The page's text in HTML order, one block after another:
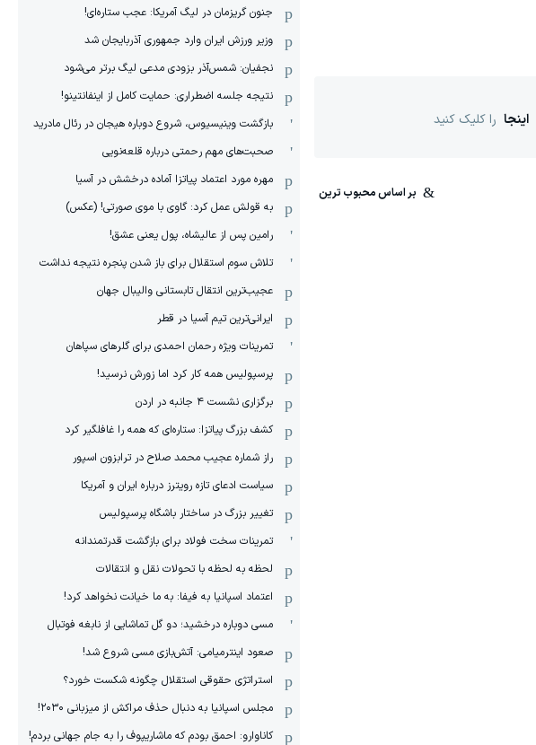
اینجا را کلیک کنید
جنون گریزمان در لیگ آمریکا: عجب ستاره‌ای!
وزیر ورزش ایران وارد جمهوری آذربایجان شد
نجفیان: شمس‌آذر بزودی مدعی لیگ برتر می‌شود
نتیجه جلسه اضطراری: حمایت کامل از اینفانتینو!
بازگشت وینیسیوس، شروع دوباره هیجان در رئال مادرید
صحبت‌های مهم رحمتی درباره قلعه‌نویی
مهره مورد اعتماد پیاتزا آماده درخشش در آسیا
به قولش عمل کرد: گاوی با موی صورتی! (عکس)
رامین پس از عالیشاه، پول یعنی عشق!
تلاش سوم استقلال برای باز شدن پنجره نتیجه نداشت
عجیب‌ترین انتقال تابستانی والیبال جهان
ایرانی‌ترین تیم آسیا در قطر
تمرینات ویژه رحمان احمدی برای گلرهای سپاهان
پرسپولیس همه کار کرد اما زورش نرسید!
برگزاری نشست ۴ جانبه در اردن
کشف بزرگ پیاتزا: ستاره‌ای که همه را غافلگیر کرد
راز شماره عجیب محمد صلاح در ترابزون اسپور
سیاست ادعای تازه رویترز درباره ایران و آمریکا
تغییر بزرگ در ساختار باشگاه پرسپولیس
تمرینات سخت فولاد برای بازگشت قدرتمندانه
لحظه به لحظه با تحولات نقل و انتقالات
اعتماد اسپانیا به فیفا: به ما خیانت نخواهد کرد!
مسی دوباره درخشید؛ دو گل تماشایی از نابغه فوتبال
صعود اینترمیامی: آتش‌بازی مسی شروع شد!
استراتژی حقوقی استقلال چگونه شکست خورد؟
مجلس اسپانیا به دنبال حذف مراکش از میزبانی ۲۰۳۰!
کاناوارو: احمق بودم که ماشاریپوف را به جام جهانی بردم!